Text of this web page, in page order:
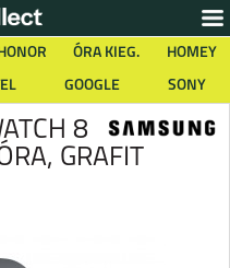
ÓRA KIEG.
HOMEY
GOOGLE SONY
8
GRAFIT